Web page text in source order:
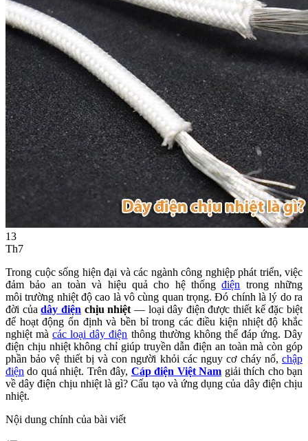
13
Th7
Trong cuộc sống hiện đại và các ngành công nghiệp phát triển, việc
đảm bảo an toàn và hiệu quả cho hệ thốngđiện trong những
môi trường nhiệt độ cao là vô cùng quan trọng. Đó chính là lý do ra
đời củadây điện chịu nhiệt — loại dây điện được thiết kế đặc biệt
để hoạt động ổn định và bền bỉ trong các điều kiện nhiệt độ khắc
nghiệt màcác loại dây điện thông thường không thể đáp ứng. Dây
điện chịu nhiệt không chỉ giúp truyền dẫn điện an toàn mà còn góp
phần bảo vệ thiết bị và con người khỏi các nguy cơ cháy nổ, chập
điện do quá nhiệt. Trên đây, Cáp điện Việt Nam giải thích cho bạn
về dây điện chịu nhiệt là gì? Cấu tạo và ứng dụng của dây điện chịu
nhiệt.
Nội dung chính của bài viết